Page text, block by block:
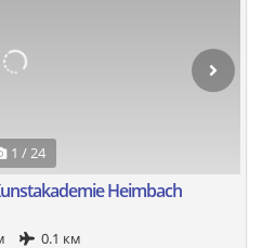
1 / 24
Heimbach
0.1 км